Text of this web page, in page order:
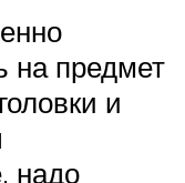
на предмет
и
надо